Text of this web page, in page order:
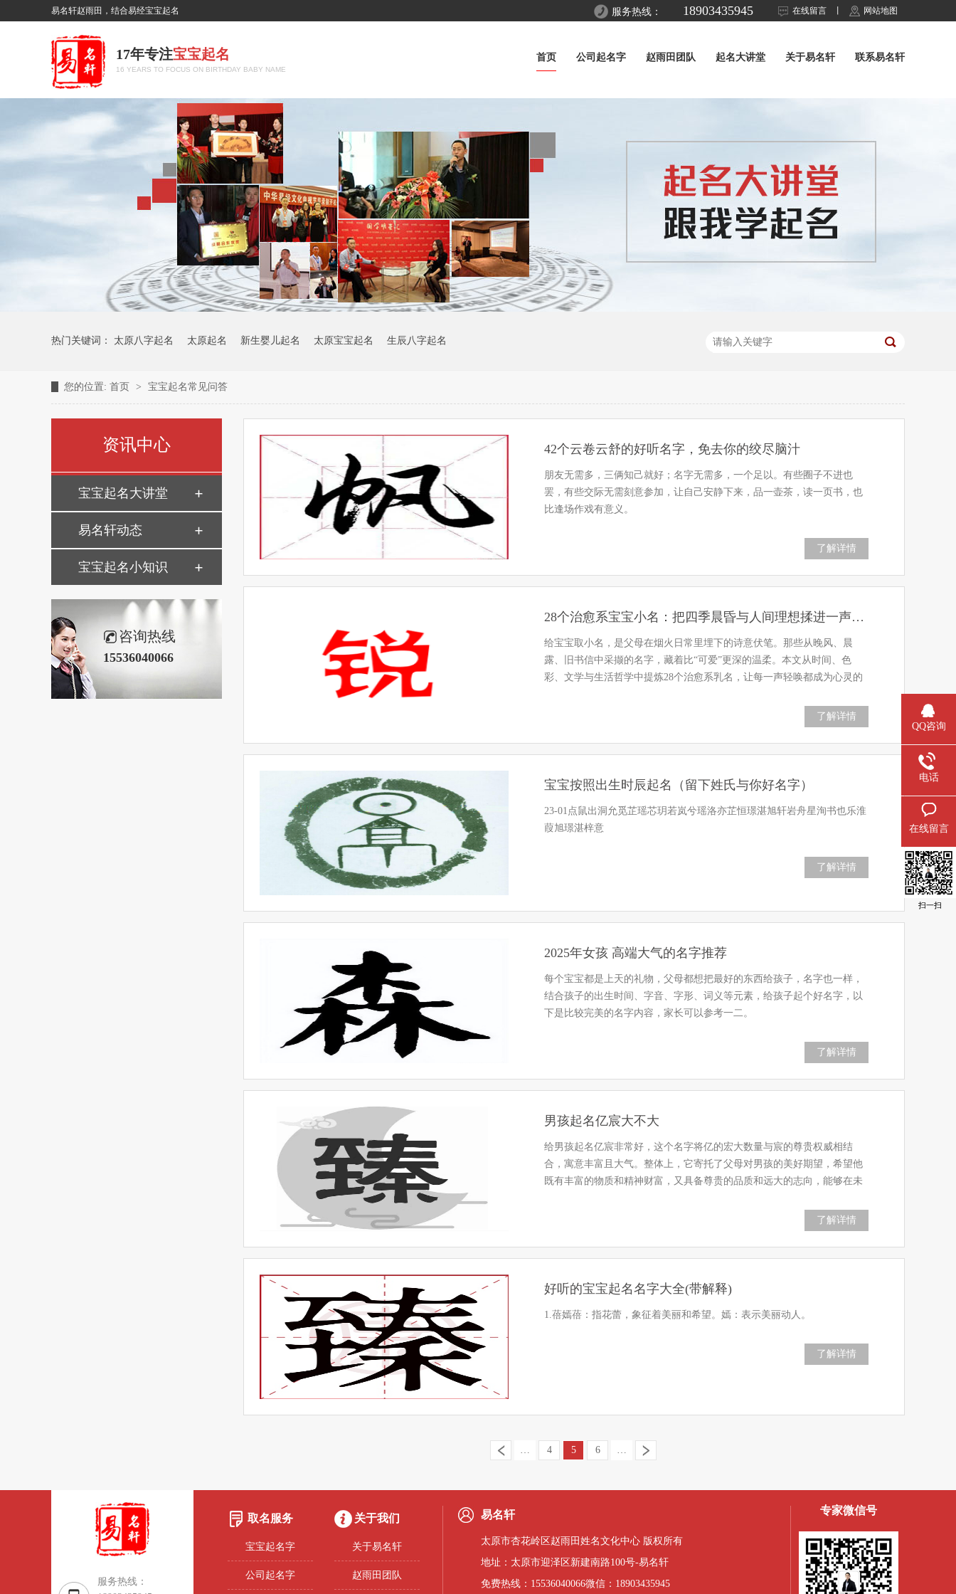
易名轩赵雨田，结合易经宝宝起名 在线留言 网站地图
服务热线： 18903435945
17年专注宝宝起名
16 YEARS TO FOCUS ON BIRTHDAY BABY NAME
首页 公司起名字 赵雨田团队 起名大讲堂 关于易名轩 联系易名轩
热门关键词： 太原八字起名 太原起名 新生婴儿起名 太原宝宝起名 生辰八字起名
您的位置: 首页 > 宝宝起名常见问答
资讯中心
宝宝起名大讲堂
易名轩动态
宝宝起名小知识
咨询热线
15536040066
42个云卷云舒的好听名字，免去你的绞尽脑汁
朋友无需多，三俩知己就好；名字无需多，一个足以。有些圈子不进也
罢，有些交际无需刻意参加，让自己安静下来，品一壶茶，读一页书，也
比逢场作戏有意义。
了解详情
28个治愈系宝宝小名：把四季晨昏与人间理想揉进一声呼唤
给宝宝取小名，是父母在烟火日常里埋下的诗意伏笔。那些从晚风、晨
露、旧书信中采撷的名字，藏着比“可爱”更深的温柔。本文从时间、色
彩、文学与生活哲学中提炼28个治愈系乳名，让每一声轻唤都成为心灵的
了解详情
宝宝按照出生时辰起名（留下姓氏与你好名字）
23-01点鼠出洞允觅芷瑶芯玥若岚兮瑶洛亦芷恒璟湛旭轩岩舟星洵书也乐淮
葭旭璟湛梓意
了解详情
2025年女孩 高端大气的名字推荐
每个宝宝都是上天的礼物，父母都想把最好的东西给孩子，名字也一样，
结合孩子的出生时间、字音、字形、词义等元素，给孩子起个好名字，以
下是比较完美的名字内容，家长可以参考一二。
了解详情
男孩起名亿宸大不大
给男孩起名亿宸非常好，这个名字将亿的宏大数量与宸的尊贵权威相结
合，寓意丰富且大气。整体上，它寄托了父母对男孩的美好期望，希望他
既有丰富的物质和精神财富，又具备尊贵的品质和远大的志向，能够在未
了解详情
好听的宝宝起名名字大全(带解释)
1.蓓嫣蓓：指花蕾，象征着美丽和希望。嫣：表示美丽动人。
了解详情
… 4 5 6 …
服务热线：
取名服务
宝宝起名字
公司起名字
关于我们
关于易名轩
赵雨田团队
易名轩
太原市杏花岭区赵雨田姓名文化中心 版权所有
地址：太原市迎泽区新建南路100号-易名轩
免费热线：15536040066微信：18903435945
专家微信号
QQ咨询
电话
在线留言
扫一扫